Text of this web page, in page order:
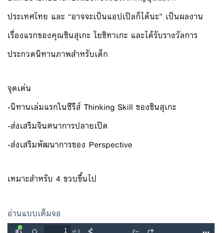
ประเทศไทย และ “อาจจะเป็นแอปเปิลก็ได้นะ” เป็นผลงาน
เรื่องแรกของคุณชินสุเกะ โยชิทาเกะ และได้รับรางวัลการ
ประกวดนิทานภาพสำหรับเด็ก
จุดเด่น
-นิทานเล่มแรกในซีรีส์ Thinking Skill ของชินสุเกะ
-ส่งเสริมจินตนาการปลายเปิด
-ส่งเสริมพัฒนาการของ Perspective
เหมาะสำหรับ 4 ขวบขึ้นไป
อ่านแบบเต็มจอ